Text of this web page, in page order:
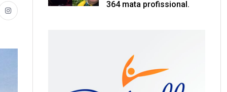
364 mata profissional.